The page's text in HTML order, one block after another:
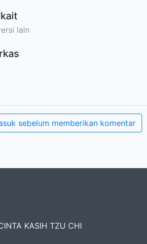
lain
sebelum memberikan komentar
KASIH TZU CHI